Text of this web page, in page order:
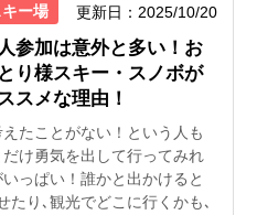
キー場 更新日：2025/10/20
参加は意外と多い！お
り様スキー・スノボが
スメな理由！
たことがない！という人も
け勇気を出して行ってみれ
っぱい！誰かと出かけると
たり､観光でどこに行くかも､